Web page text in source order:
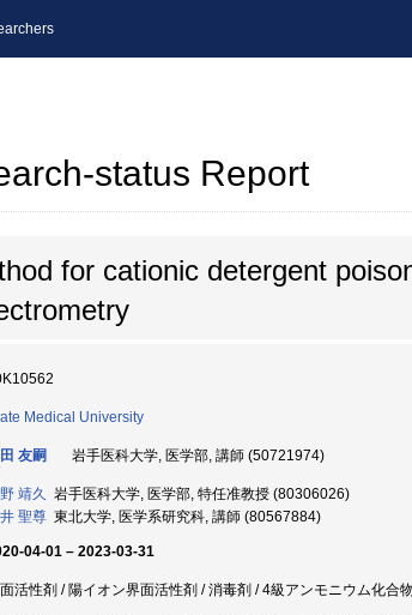
status Report
for cationic detergent
Medical University
友嗣 岩手医科大学, 医学部, 講師 (50721974)
靖久 岩手医科大学, 医学部, 特任准教授 (80306026)
聖尊 東北大学, 医学系研究科, 講師 (80567884)
04-01 – 2023-03-31
活性剤 / 陽イオン界面活性剤 / 消毒剤 / 4級アンモニウム化合